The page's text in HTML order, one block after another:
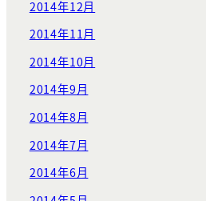
2014年12月
2014年11月
2014年10月
2014年9月
2014年8月
2014年7月
2014年6月